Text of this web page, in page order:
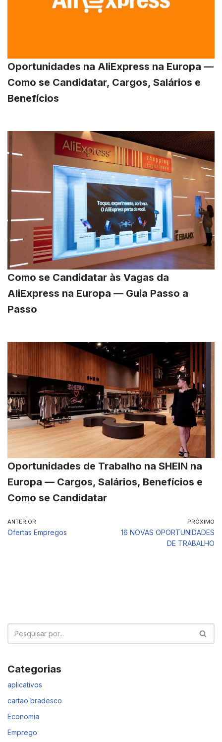
Oportunidades na AliExpress na Europa —
Como se Candidatar, Cargos, Salários e
Benefícios
Como se Candidatar às Vagas da
AliExpress na Europa — Guia Passo a
Passo
Oportunidades de Trabalho na SHEIN na
Europa — Cargos, Salários, Benefícios e
Como se Candidatar
ANTERIOR
Ofertas Empregos
PRÓXIMO
16 NOVAS OPORTUNIDADES
DE TRABALHO
Categorias
aplicativos
cartao bradesco
Economia
Emprego